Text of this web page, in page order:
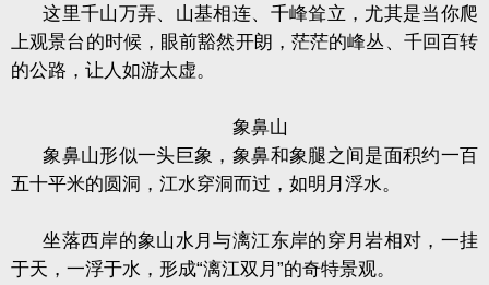
这里千山万弄、山基相连、千峰耸立，尤其是当你爬
上观景台的时候，眼前豁然开朗，茫茫的峰丛、千回百转
的公路，让人如游太虚。
象鼻山
象鼻山形似一头巨象，象鼻和象腿之间是面积约一百
五十平米的圆洞，江水穿洞而过，如明月浮水。
坐落西岸的象山水月与漓江东岸的穿月岩相对，一挂
于天，一浮于水，形成“漓江双月”的奇特景观。